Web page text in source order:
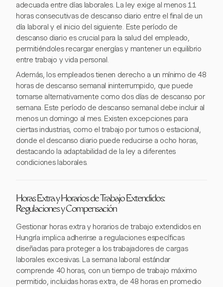
adecuada entre días laborales. La ley exige al menos 11
horas consecutivas de descanso diario entre el final de un
día laboral y el inicio del siguiente. Este período de
descanso diario es crucial para la salud del empleado,
permitiéndoles recargar energías y mantener un equilibrio
entre trabajo y vida personal.
Además, los empleados tienen derecho a un mínimo de 48
horas de descanso semanal ininterrumpido, que puede
tomarse alternativamente como dos días de descanso por
semana. Este período de descanso semanal debe incluir al
menos un domingo al mes. Existen excepciones para
ciertas industrias, como el trabajo por turnos o estacional,
donde el descanso diario puede reducirse a ocho horas,
destacando la adaptabilidad de la ley a diferentes
condiciones laborales.
Horas Extra y Horarios de Trabajo Extendidos:
Regulaciones y Compensación
Gestionar horas extra y horarios de trabajo extendidos en
Hungría implica adherirse a regulaciones específicas
diseñadas para proteger a los trabajadores de cargas
laborales excesivas. La semana laboral estándar
comprende 40 horas, con un tiempo de trabajo máximo
permitido, incluidas horas extra, de 48 horas en promedio